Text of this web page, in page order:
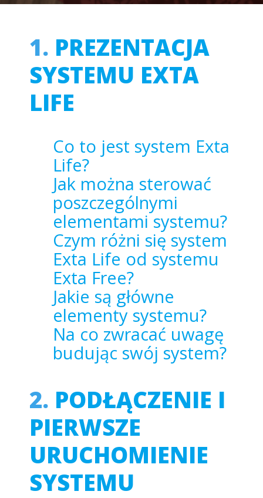
1. PREZENTACJA
SYSTEMU EXTA
LIFE
Co to jest system Exta
Life?
Jak można sterować
poszczególnymi
elementami systemu?
Czym różni się system
Exta Life od systemu
Exta Free?
Jakie są główne
elementy systemu?
Na co zwracać uwagę
budując swój system?
2. PODŁĄCZENIE I
PIERWSZE
URUCHOMIENIE
SYSTEMU